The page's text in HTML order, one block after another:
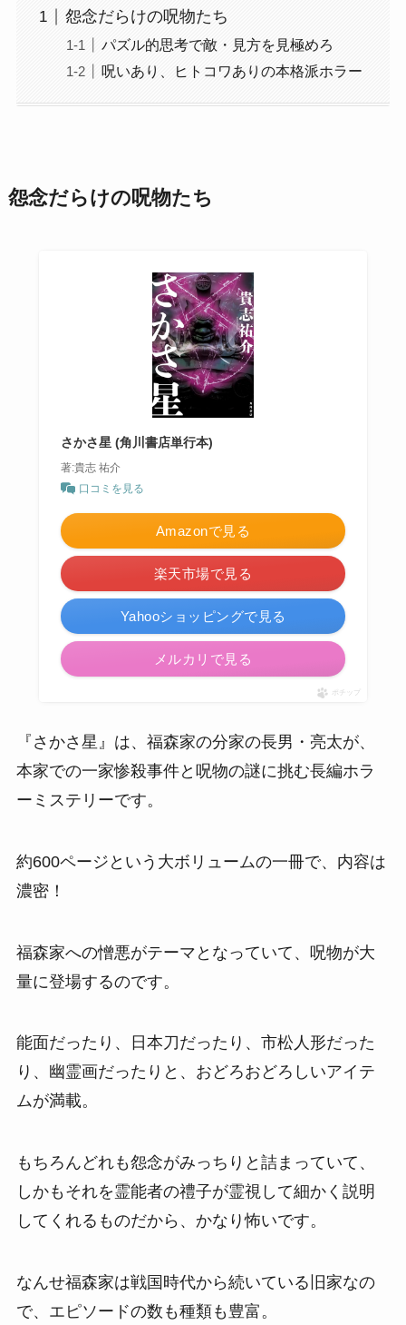
怨念だらけの呪物たち
パズル的思考で敵・見方を見極めろ
呪いあり、ヒトコワありの本格派ホラー
怨念だらけの呪物たち
さかさ星 (角川書店単行本)
著:貴志 祐介
口コミを見る
Amazonで見る
楽天市場で見る
Yahooショッピングで見る
メルカリで見る
ポチップ
『さかさ星』は、福森家の分家の長男・亮太が、
本家での一家惨殺事件と呪物の謎に挑む長編ホラ
ーミステリーです。
約600ページという大ボリュームの一冊で、内容は
濃密！
福森家への憎悪がテーマとなっていて、呪物が大
量に登場するのです。
能面だったり、日本刀だったり、市松人形だった
り、幽霊画だったりと、おどろおどろしいアイテ
ムが満載。
もちろんどれも怨念がみっちりと詰まっていて、
しかもそれを霊能者の禮子が霊視して細かく説明
してくれるものだから、かなり怖いです。
なんせ福森家は戦国時代から続いている旧家なの
で、エピソードの数も種類も豊富。